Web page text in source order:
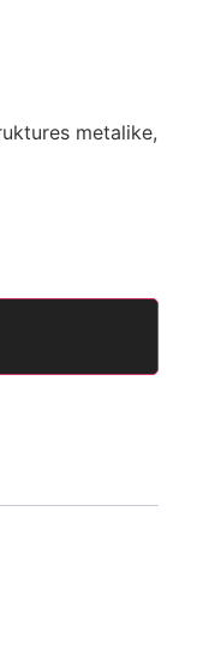
metalike,